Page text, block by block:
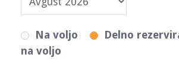
Na voljo Delno
na voljo